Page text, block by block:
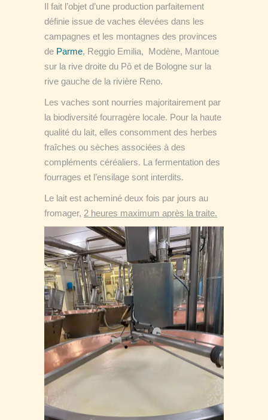
Il fait l’objet d’une production parfaitement
définie issue de vaches élevées dans les
campagnes et les montagnes des provinces
de Parme, Reggio Emilia, Modène, Mantoue
sur la rive droite du Pô et de Bologne sur la
rive gauche de la rivière Reno.
Les vaches sont nourries majoritairement par
la biodiversité fourragère locale. Pour la haute
qualité du lait, elles consomment des herbes
fraîches ou sèches associées à des
compléments céréaliers. La fermentation des
fourrages et l’ensilage sont interdits.
Le lait est acheminé deux fois par jours au
fromager, 2 heures maximum après la traite.